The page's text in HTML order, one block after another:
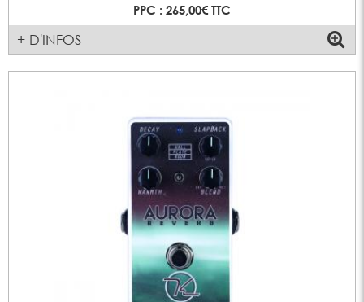
PPC : 265,00€ TTC
+ D'INFOS